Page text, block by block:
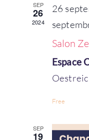
SEP
26
2024
26
Salon
Espace
Free
SEP
19
Email*
Mot